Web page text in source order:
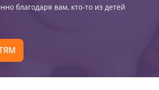
благодаря вам, кто-то из детей